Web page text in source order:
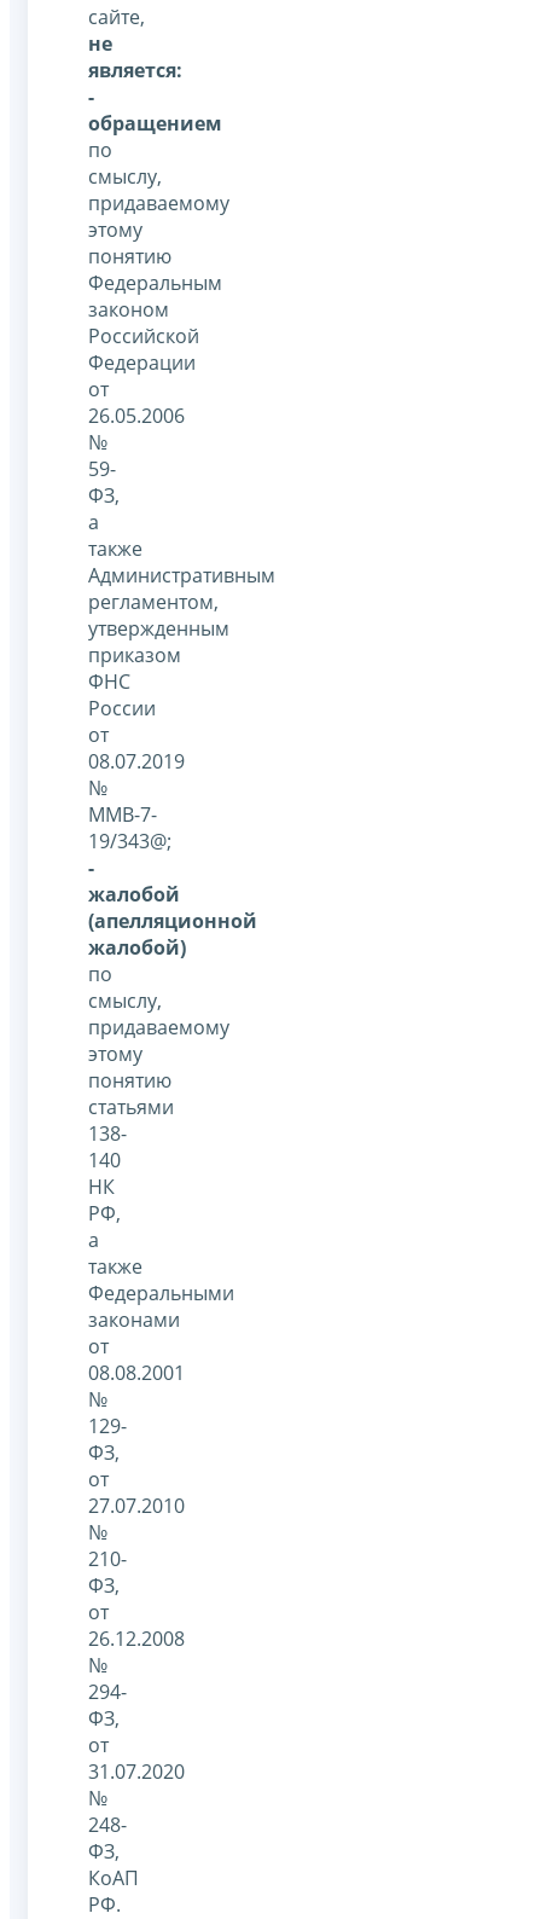
сайте,
не
является:
-
обращением
по
смыслу,
придаваемому
этому
понятию
Федеральным
законом
Российской
Федерации
от
26.05.2006
№
59-
ФЗ,
а
также
Административным
регламентом,
утвержденным
приказом
ФНС
России
от
08.07.2019
№
ММВ-7-
19/343@;
-
жалобой
(апелляционной
жалобой)
по
смыслу,
придаваемому
этому
понятию
статьями
138-
140
НК
РФ,
а
также
Федеральными
законами
от
08.08.2001
№
129-
ФЗ,
от
27.07.2010
№
210-
ФЗ,
от
26.12.2008
№
294-
ФЗ,
от
31.07.2020
№
248-
ФЗ,
КоАП
РФ.